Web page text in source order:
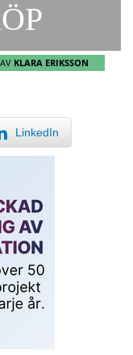
AV KLARA ERIKSSON
LinkedIn